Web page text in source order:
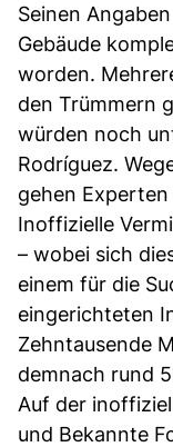
Seinen
Gebäude
worden.
den Trümmern
würden noch
Rodríguez.
gehen
Inoffizielle
– wobei sich
einem für die
eingerichteten
Zehntausende
demnach rund
Auf der
und Bekannte